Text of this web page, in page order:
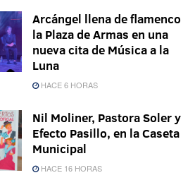
Arcángel llena de flamenco
la Plaza de Armas en una
nueva cita de Música a la
Luna
HACE 6 HORAS
Nil Moliner, Pastora Soler y
Efecto Pasillo, en la Caseta
Municipal
HACE 16 HORAS